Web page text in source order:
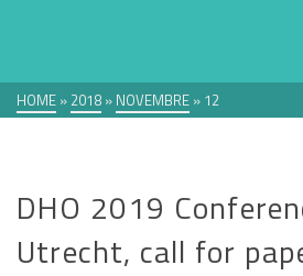
HOME » 2018 » NOVEMBRE » 12
DHO 2019
Utrecht, call for